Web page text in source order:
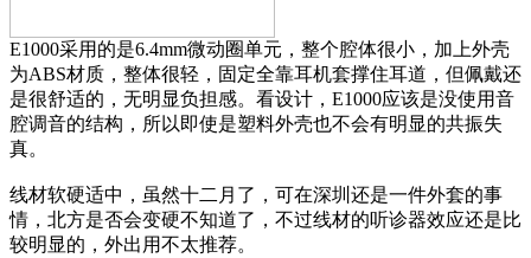
E1000采用的是6.4mm微动圈单元，整个腔体很小，加上外壳
为ABS材质，整体很轻，固定全靠耳机套撑住耳道，但佩戴还
是很舒适的，无明显负担感。看设计，E1000应该是没使用音
腔调音的结构，所以即使是塑料外壳也不会有明显的共振失
真。
线材软硬适中，虽然十二月了，可在深圳还是一件外套的事
情，北方是否会变硬不知道了，不过线材的听诊器效应还是比
较明显的，外出用不太推荐。